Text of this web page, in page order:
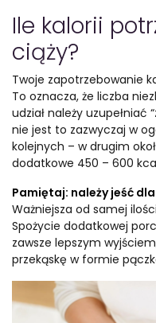
Ile kalorii
ciąży?
Twoje zapotrzebowanie
To oznacza, że liczba
udział należy uzupełniać
nie jest to zazwyczaj w
kolejnych – w drugim
dodatkowe 450 – 600
Pamiętaj: należy jeść
Ważniejsza od samej
Spożycie dodatkowej
zawsze lepszym
przekąskę w formie